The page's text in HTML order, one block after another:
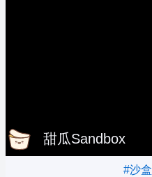
甜瓜Sandbox
#沙盒